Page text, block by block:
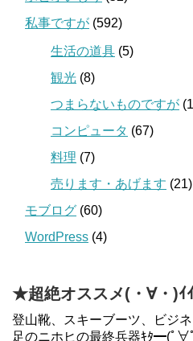
私事ですが (592)
生活の道具 (5)
観光 (8)
つまらないものですが
コンピュータ (67)
料理 (7)
売ります・あげます (21)
モブログ (60)
WordPress (4)
★超絶オススメ(・∀・)
登山靴、スキーブーツ、ビジ
足のニホヒの最終兵器ｷﾀ━(ﾟ